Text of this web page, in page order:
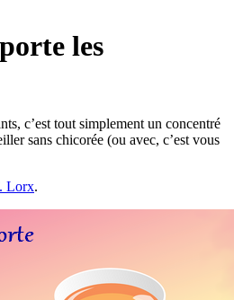
les
c’est tout simplement un concentré
sans chicorée (ou avec, c’est vous
Lorx.